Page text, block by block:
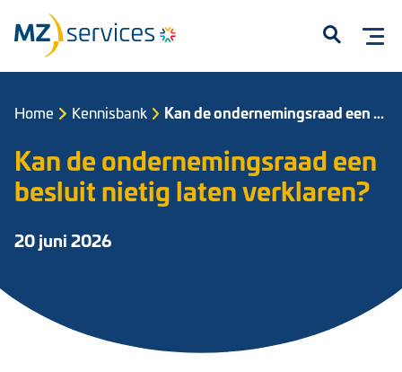
Home Kennisbank Kan de ondernemingsraad een besluit nietig laten verklaren?
Kan de ondernemingsraad een
besluit nietig laten verklaren?
20 juni 2026